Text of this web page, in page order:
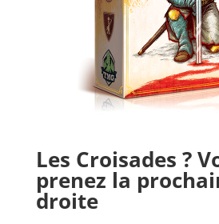
Les Croisades ?
prenez la
droite